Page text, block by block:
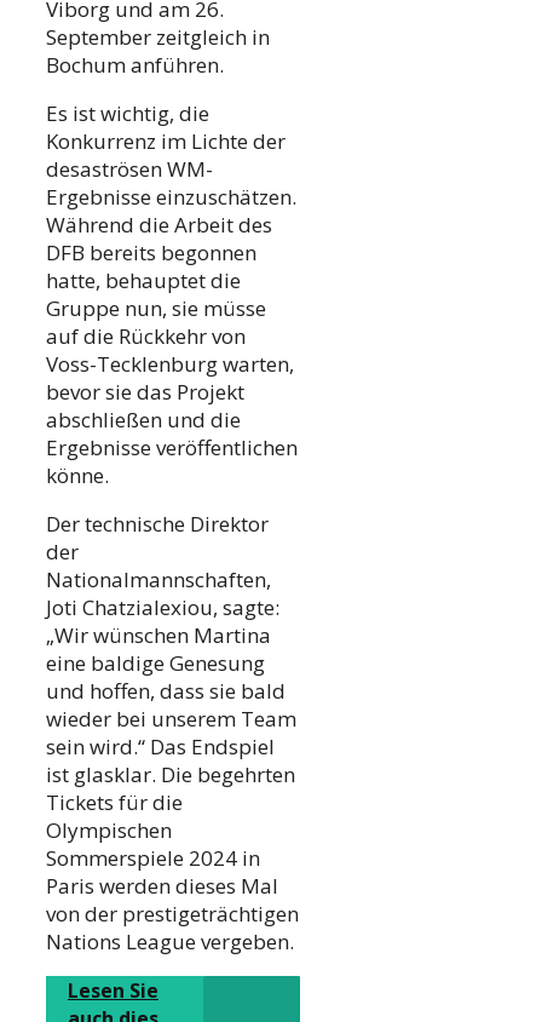
Viborg und am 26.
September zeitgleich in
Bochum anführen.
Es ist wichtig, die
Konkurrenz im Lichte der
desaströsen WM-
Ergebnisse einzuschätzen.
Während die Arbeit des
DFB bereits begonnen
hatte, behauptet die
Gruppe nun, sie müsse
auf die Rückkehr von
Voss-Tecklenburg warten,
bevor sie das Projekt
abschließen und die
Ergebnisse veröffentlichen
könne.
Der technische Direktor
der
Nationalmannschaften,
Joti Chatzialexiou, sagte:
„Wir wünschen Martina
eine baldige Genesung
und hoffen, dass sie bald
wieder bei unserem Team
sein wird.“ Das Endspiel
ist glasklar. Die begehrten
Tickets für die
Olympischen
Sommerspiele 2024 in
Paris werden dieses Mal
von der prestigeträchtigen
Nations League vergeben.
Lesen Sie